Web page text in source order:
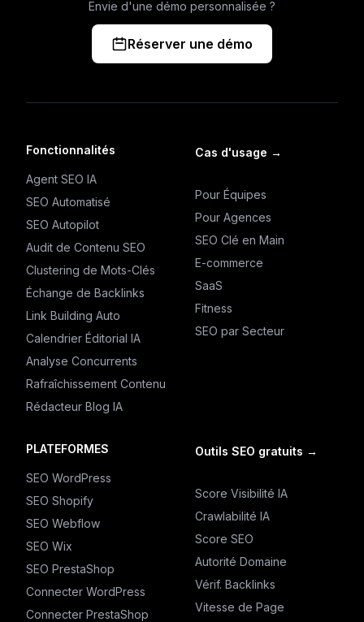
Envie d'une démo personnalisée ?
Réserver une démo
Fonctionnalités
Agent SEO IA
SEO Automatisé
SEO Autopilot
Audit de Contenu SEO
Clustering de Mots-Clés
Échange de Backlinks
Link Building Auto
Calendrier Éditorial IA
Analyse Concurrents
Rafraîchissement Contenu
Rédacteur Blog IA
Cas d'usage →
Pour Équipes
Pour Agences
SEO Clé en Main
E-commerce
SaaS
Fitness
SEO par Secteur
PLATEFORMES
SEO WordPress
SEO Shopify
SEO Webflow
SEO Wix
SEO PrestaShop
Connecter WordPress
Connecter PrestaShop
Outils SEO gratuits →
Score Visibilité IA
Crawlabilité IA
Score SEO
Autorité Domaine
Vérif. Backlinks
Vitesse de Page